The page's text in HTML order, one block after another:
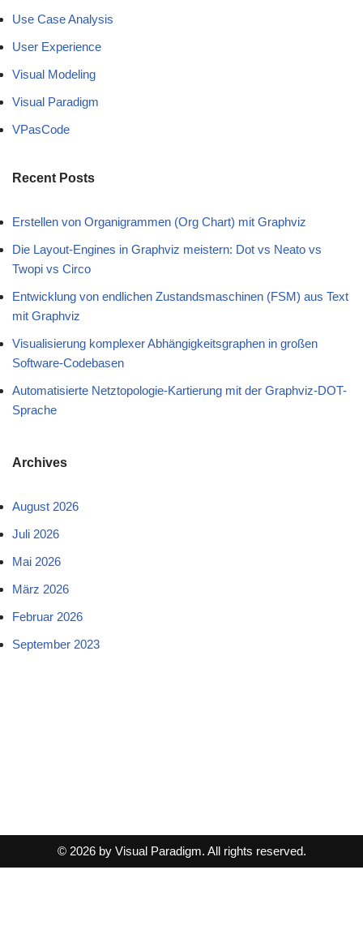
Use Case Analysis
User Experience
Visual Modeling
Visual Paradigm
VPasCode
Recent Posts
Erstellen von Organigrammen (Org Chart) mit Graphviz
Die Layout-Engines in Graphviz meistern: Dot vs Neato vs
Twopi vs Circo
Entwicklung von endlichen Zustandsmaschinen (FSM) aus Text
mit Graphviz
Visualisierung komplexer Abhängigkeitsgraphen in großen
Software-Codebasen
Automatisierte Netztopologie-Kartierung mit der Graphviz-DOT-
Sprache
Archives
August 2026
Juli 2026
Mai 2026
März 2026
Februar 2026
September 2023
© 2026 by Visual Paradigm. All rights reserved.